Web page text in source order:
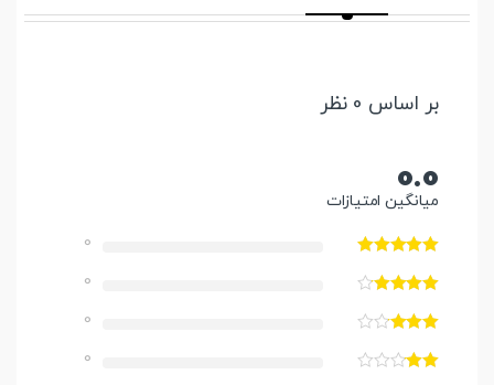
بر اساس 0 نظر
0.0
میانگین امتیازات
0
0
0
0